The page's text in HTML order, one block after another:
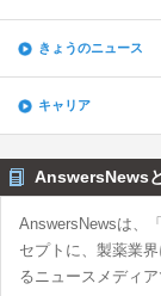
きょうのニュース
キャリア
AnswersNews
AnswersNewsは、
セプトに、製薬業
るニュースメディア